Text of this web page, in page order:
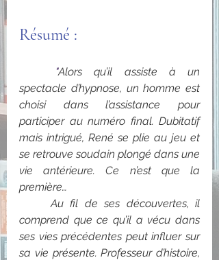
Résumé :
	"
Alors qu’il assiste à un
spectacle d’hypnose, un homme est
choisi dans l’assistance pour
participer au numéro final. Dubitatif
mais intrigué, René se plie au jeu et
se retrouve soudain plongé dans une
vie antérieure. Ce n’est que la
première…
Au fil de ses découvertes, il
comprend que ce qu’il a vécu dans
ses vies précédentes peut influer sur
sa vie présente. Professeur d’histoire,